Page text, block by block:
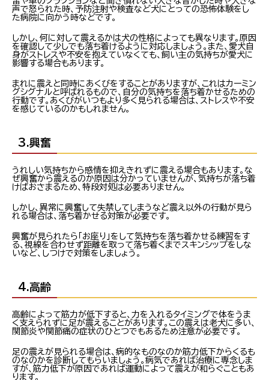
声で怒られた時、予防注射や検査など犬にとっての恐怖体験をし
た病院に向かう時などです。
しかし、何に対して震えるかは犬の性格によっても異なります。原因
を確認して少しでも落ち着けるように対応しましょう。また、愛犬自
身がストレスや不安を抱えていなくても、飼い主の気持ちが愛犬に
影響する場合もあります。
まれに震えと同時にあくびをすることがありますが、これはカーミン
グシグナルと呼ばれるもので、自分の気持ちを落ち着かせるための
行動です。あくびがいつもより多く見られる場合は、ストレスや不安
を感じているのかもしれません。
3.興奮
うれしい気持ちから感情を抑えきれずに震える場合もあります。な
ぜ興奮から震えるのか原因は分かっていませんが、気持ちが落ち着
けばおさまるため、特段対処は必要ありません。
しかし、異常に興奮して失禁してしまうなど震え以外の行動が見ら
れる場合は、落ち着かせる対策が必要です。
興奮が見られたら「お座り」をして気持ちを落ち着かせる練習をす
る、視線を合わせず距離を取って落ち着くまでスキンシップをしな
いなど、しつけで対策をしましょう。
4.高齢
高齢によって筋力が低下すると、力を入れるタイミングで体をうま
く支えられずに足が震えることがあります。この震えは老犬に多い、
関節炎や関節痛の症状のひとつでもあるため注意が必要です。
足の震えが見られる場合は、病的なものなのか筋力低下からくるも
のなのかを診断してもらいましょう。病気であれば治療に専念しま
すが、筋力低下が原因であれば運動によって震えが和らぐこともあ
ります。